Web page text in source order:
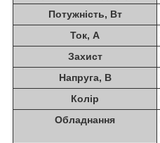
Потужність, Вт
Ток, А
Захист
Напруга, В
Колір
Обладнання